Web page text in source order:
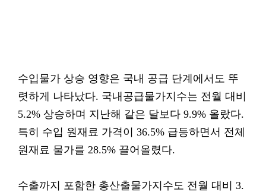
수입물가 상승 영향은 국내 공급 단계에서도 뚜
렷하게 나타났다. 국내공급물가지수는 전월 대비
5.2% 상승하며 지난해 같은 달보다 9.9% 올랐다.
특히 수입 원재료 가격이 36.5% 급등하면서 전체
원재료 물가를 28.5% 끌어올렸다.
수출까지 포함한 총산출물가지수도 전월 대비 3.